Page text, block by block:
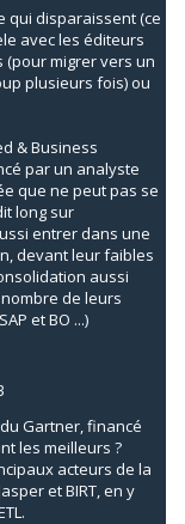
qui disparaissent (ce
avec les éditeurs
migrer vers un
plusieurs fois) ou
& Business
par un analyste
que ne peut pas se
long sur
entrer dans une
devant leur faibles
aussi
de leurs
et BO ...)
Gartner, financé
les meilleurs ?
acteurs de la
et BIRT, en y